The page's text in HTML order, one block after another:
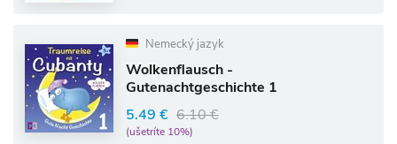
Nemecký jazyk
Wolkenflausch -
Gutenachtgeschichte 1
5.49 € 6.10 €
(ušetríte 10%)